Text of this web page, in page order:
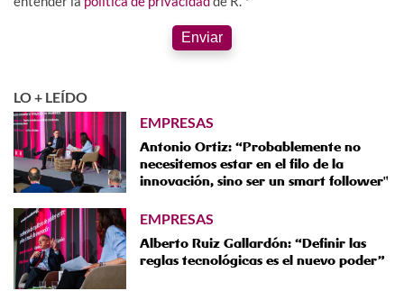
Enviar
LO + LEÍDO
EMPRESAS
Antonio Ortiz: “Probablemente no
necesitemos estar en el filo de la
innovación, sino ser un smart follower"
EMPRESAS
Alberto Ruiz Gallardón: “Definir las
reglas tecnológicas es el nuevo poder”